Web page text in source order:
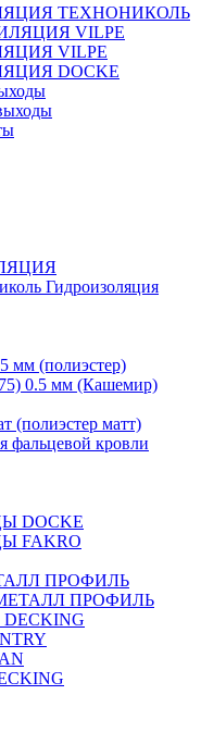
ТЕХНОНИКОЛЬ
VILPE
DOCKE
Гидроизоляция
мм (полиэстер)
0.5 мм (Кашемир)
(полиэстер матт)
фальцевой кровли
DOCKE
FAKRO
ПРОФИЛЬ
ПРОФИЛЬ